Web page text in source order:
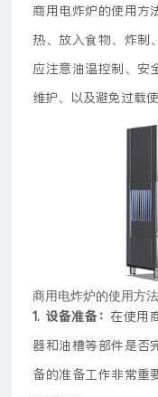
商用电炸炉的使用方
热、放入食物、炸制
应注意油温控制、安
维护、以及避免过载
商用电炸炉的使用方法
1. 设备准备：在使用
器和油槽等部件是否
备的准备工作非常重